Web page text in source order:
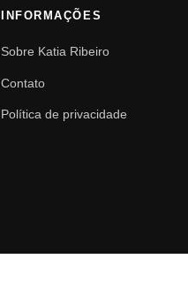
INFORMAÇÕES
Sobre Katia Ribeiro
Contato
Política de privacidade